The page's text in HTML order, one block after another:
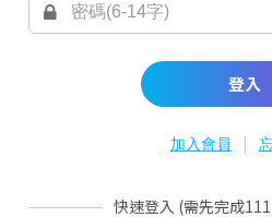
登入
加入會員 |
快速登入 (需先完成